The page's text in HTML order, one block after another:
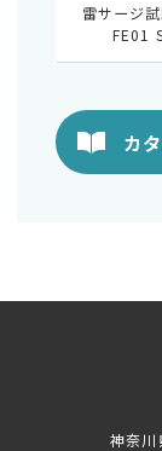
雷サージ
FE01
カ
神奈